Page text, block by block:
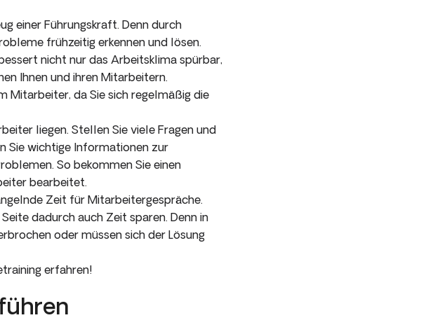
einer Führungskraft. Denn durch
frühzeitig erkennen und lösen.
nicht nur das Arbeitsklima spürbar,
Ihnen und ihren Mitarbeitern.
Mitarbeiter, da Sie sich regelmäßig die
liegen. Stellen Sie viele Fragen und
Sie wichtige Informationen zur
So bekommen Sie einen
bearbeitet.
Zeit für Mitarbeitergespräche.
dadurch auch Zeit sparen. Denn in
oder müssen sich der Lösung
erfahren!